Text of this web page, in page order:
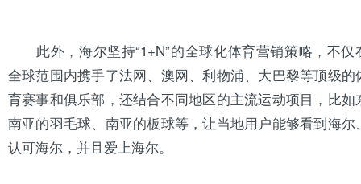
此外，海尔坚持“1+N”的全球化体育营销策略，不仅
全球范围内携手了法网、澳网、利物浦、大巴黎等顶级的
育赛事和俱乐部，还结合不同地区的主流运动项目，比如
南亚的羽毛球、南亚的板球等，让当地用户能够看到海尔
认可海尔，并且爱 上海尔。